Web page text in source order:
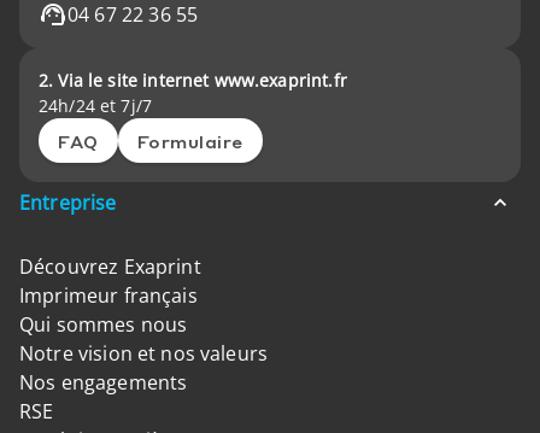
04 67 22 36 55
2. Via le site internet www.exaprint.fr
24h/24 et 7j/7
FAQ Formulaire
Entreprise
Découvrez Exaprint
Imprimeur français
Qui sommes nous
Notre vision et nos valeurs
Nos engagements
RSE